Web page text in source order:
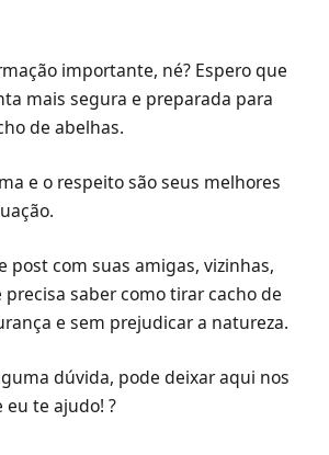
importante, né? Espero que
mais segura e preparada para
de abelhas.
e o respeito são seus melhores
post com suas amigas, vizinhas,
saber como tirar cacho de
e sem prejudicar a natureza.
dúvida, pode deixar aqui nos
te ajudo! ?